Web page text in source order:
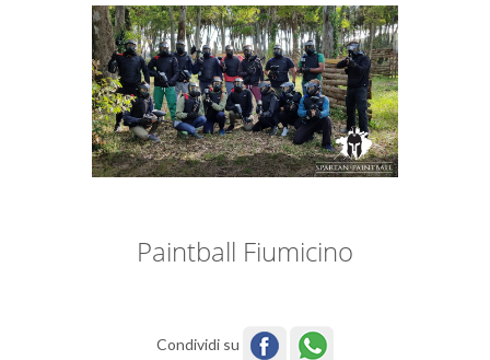
Paintball Fiumicino
Condividi su